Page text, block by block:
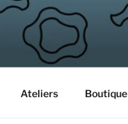
Ateliers Boutique